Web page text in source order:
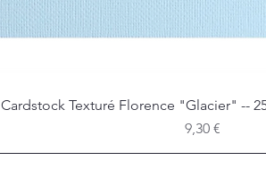
Aperçu rapide
Cardstock Texturé Florence "Glacier" --
Prix
9,30 €